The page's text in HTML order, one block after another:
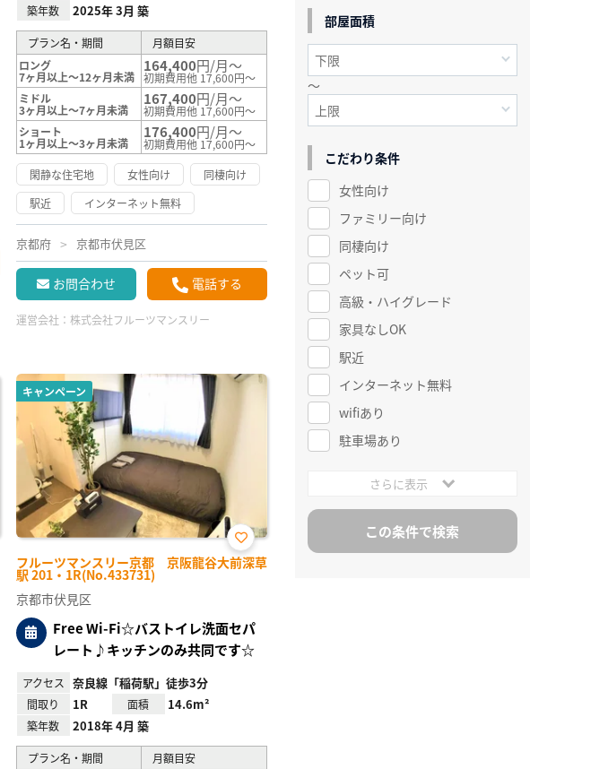
築年数 2025年 3月 築
プラン名・期間
月額目安
ロング
7ヶ月以上～12ヶ月未満
164,400円/月～
初期費用他 17,600円～
ミドル
3ヶ月以上～7ヶ月未満
167,400円/月～
初期費用他 17,600円～
ショート
1ヶ月以上～3ヶ月未満
176,400円/月～
初期費用他 17,600円～
閑静な住宅地
女性向け
同棲向け
駅近
インターネット無料
京都府 京都市伏見区
お問合わせ 電話する
運営会社： 株式会社フルーツマンスリー
キャンペーン
フルーツマンスリー京都 京阪龍谷大前深草
駅 201・1R(No.433731)
お気
に入
京都市伏見区
Free Wi-Fi☆バストイレ洗面セパ
レート♪キッチンのみ共同です☆
アクセス 奈良線「稲荷駅」徒歩3分
間取り 1R 面積 14.6m²
築年数 2018年 4月 築
プラン名・期間
月額目安
部屋面積
～
こだわり条件
女性向け
ファミリー向け
同棲向け
ペット可
高級・ハイグレード
家具なしOK
駅近
インターネット無料
wifiあり
駐車場あり
さらに表示